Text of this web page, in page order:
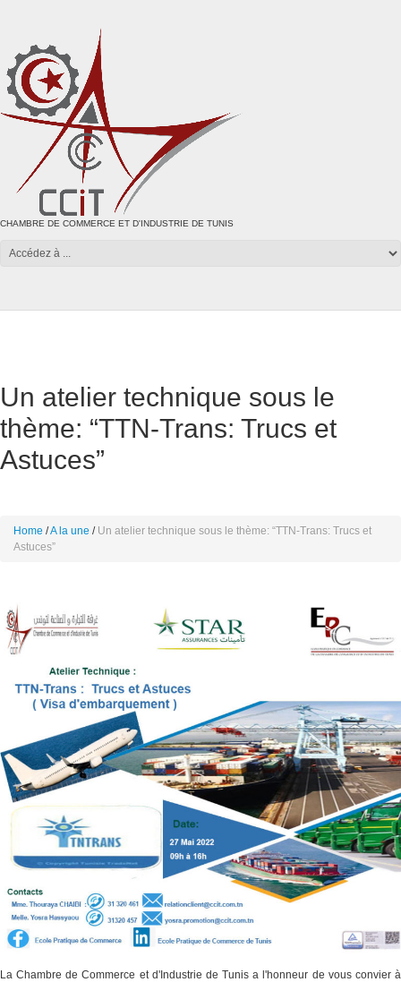
CHAMBRE DE COMMERCE ET D'INDUSTRIE DE TUNIS
Un atelier technique sous le
thème: “TTN-Trans: Trucs et
Astuces”
Home A la une
Un atelier technique sous le thème: “TTN-Trans: Trucs et
Astuces”
La Chambre de Commerce et d'Industrie de Tunis a l'honneur de vous convier à